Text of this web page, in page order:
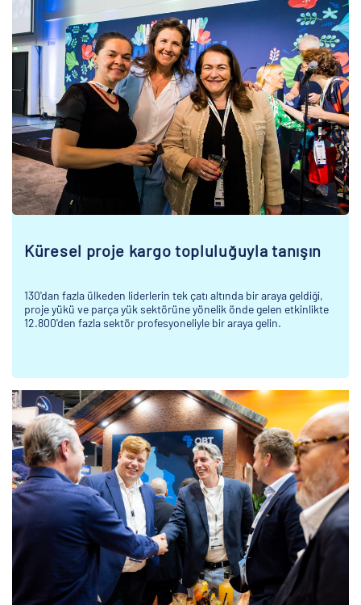
Küresel proje kargo topluluğuyla tanışın
130'dan fazla ülkeden liderlerin tek çatı altında bir araya geldiği,
proje yükü ve parça yük sektörüne yönelik önde gelen etkinlikte
12.800'den fazla sektör profesyoneliyle bir araya gelin.